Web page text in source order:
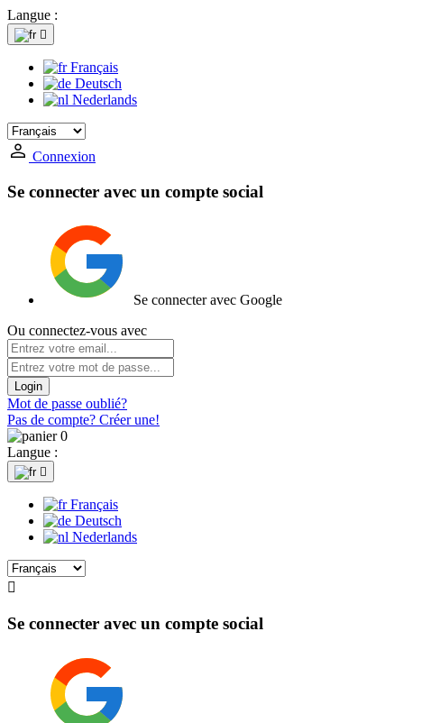
Langue :

Français
Deutsch
Nederlands
Connexion
Se connecter avec un compte social
Se connecter avec Google
Ou connectez-vous avec
Login
Mot de passe oublié?
Pas de compte? Créer une!
0
Langue :

Français
Deutsch
Nederlands

Se connecter avec un compte social